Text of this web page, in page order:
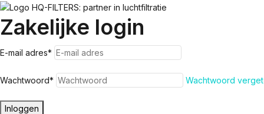
Zakelijke login
E-mail adres*
Wachtwoord* Wachtwoord
Inloggen